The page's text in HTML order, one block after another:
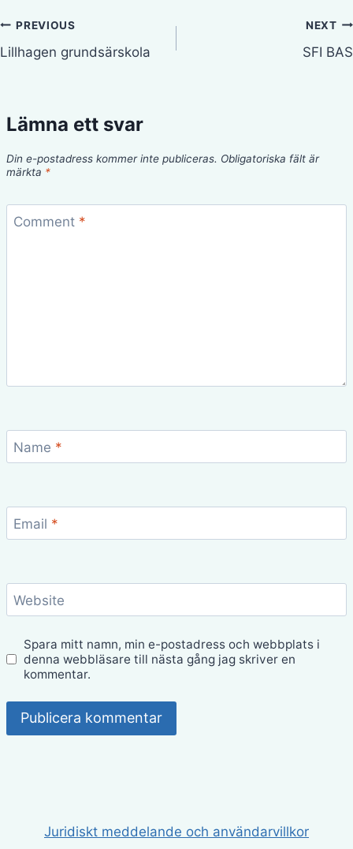
Inläggsnavigering
PREVIOUS
Lillhagen grundsärskola
NEXT
SFI BAS
Lämna ett svar
Din e-postadress kommer inte publiceras. Obligatoriska fält är
märkta *
Comment *
Name *
Email *
Website
Spara mitt namn, min e-postadress och webbplats i
denna webbläsare till nästa gång jag skriver en
kommentar.
Juridiskt meddelande och användarvillkor